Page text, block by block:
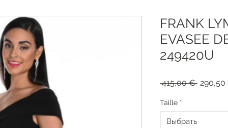
FRANK
EVASEE
249420U
415,00 €
Taille *
Выбрать